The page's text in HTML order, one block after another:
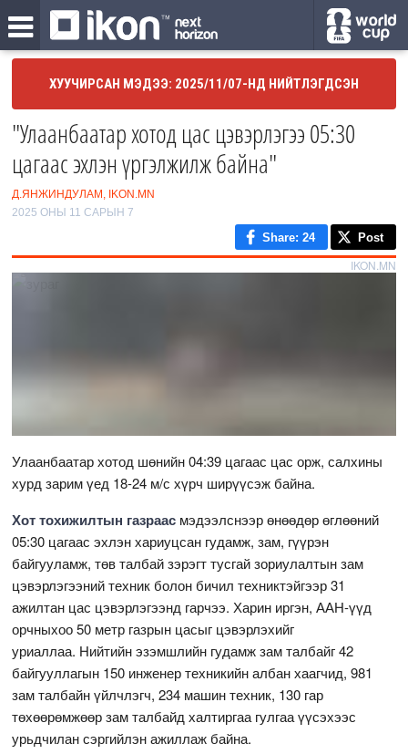
ХУУЧИРСАН МЭДЭЭ: 2025/11/07-НД НИЙТЛЭГДСЭН
"Улаанбаатар хотод цас цэвэрлэгээ 05:30
цагаас эхлэн үргэлжилж байна"
Д.ЯНЖИНДУЛАМ, IKON.MN
2025 ОНЫ 11 САРЫН 7
Share: 24 Post
IKON.MN
Улаанбаатар хотод шөнийн 04:39 цагаас цас орж, салхины
хурд зарим үед 18-24 м/с хүрч ширүүсэж байна.
Хот тохижилтын газраас мэдээлснээр өнөөдөр өглөөний
05:30 цагаас эхлэн хариуцсан гудамж, зам, гүүрэн
байгууламж, төв талбай зэрэгт тусгай зориулалтын зам
цэвэрлэгээний техник болон бичил техниктэйгээр 31
ажилтан цас цэвэрлэгээнд гарчээ. Харин иргэн, ААН-үүд
орчныхоо 50 метр газрын цасыг цэвэрлэхийг
уриаллаа. Нийтийн эзэмшлийн гудамж зам талбайг 42
байгууллагын 150 инженер техникийн албан хаагчид, 981
зам талбайн үйлчлэгч, 234 машин техник, 130 гар
төхөөрөмжөөр зам талбайд халтиргаа гулгаа үүсэхээс
урьдчилан сэргийлэн ажиллаж байна.